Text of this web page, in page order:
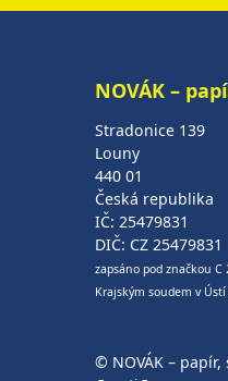
NOVÁK –
Stradonice 139
Louny
440 01
Česká republika
IČ: 25479831
DIČ: CZ 25479831
zapsáno pod značkou C
Krajským soudem v
© NOVÁK – papír,